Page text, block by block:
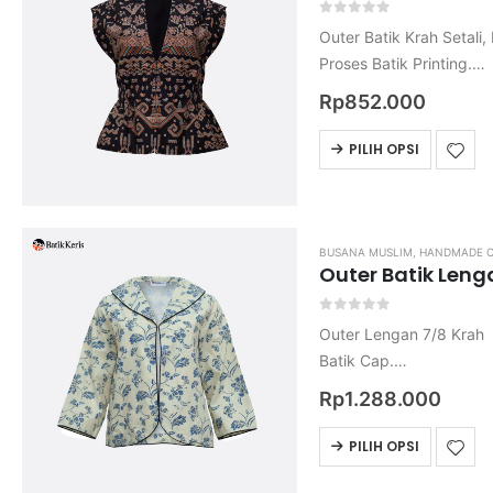
Outer Batik Krah Setali,
Proses Batik Printing.
Bahan Katun Primisima.
Harga belum termasuk
Untuk ukuran nya
Rp852.000
PILIH OPSI
BUSANA MUSLIM HANDMADE
Outer Batik
Outer Lengan 7/8 Krah
Batik Cap.
Bahan Katun.
Harga belum termasuk
Untuk ukuran nya
Rp1.288.000
PILIH OPSI